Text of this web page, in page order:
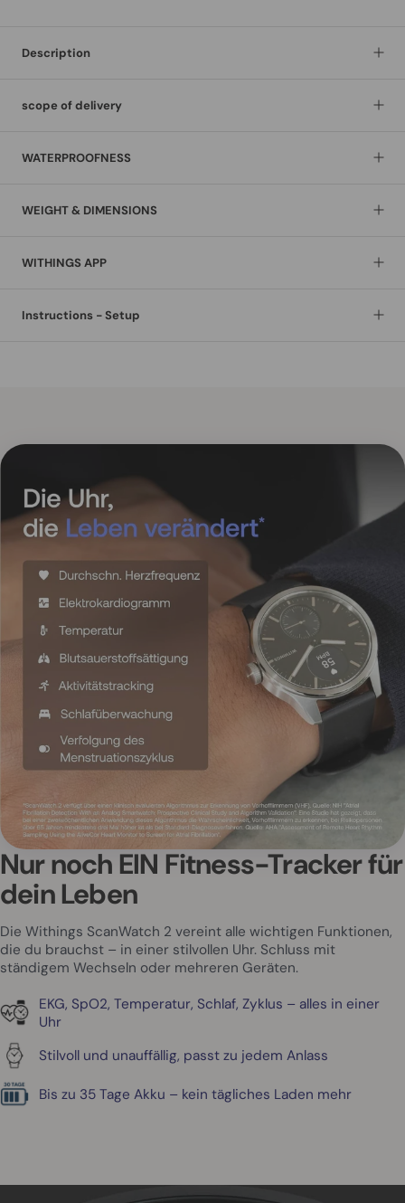
Description
scope of delivery
WATERPROOFNESS
WEIGHT & DIMENSIONS
WITHINGS APP
Instructions - Setup
Nur noch EIN Fitness-Tracker für
dein Leben
Die Withings ScanWatch 2 vereint alle wichtigen Funktionen,
die du brauchst – in einer stilvollen Uhr. Schluss mit
ständigem Wechseln oder mehreren Geräten.
EKG, SpO2, Temperatur, Schlaf, Zyklus – alles in einer
Uhr
Stilvoll und unauffällig, passt zu jedem Anlass
Bis zu 35 Tage Akku – kein tägliches Laden mehr